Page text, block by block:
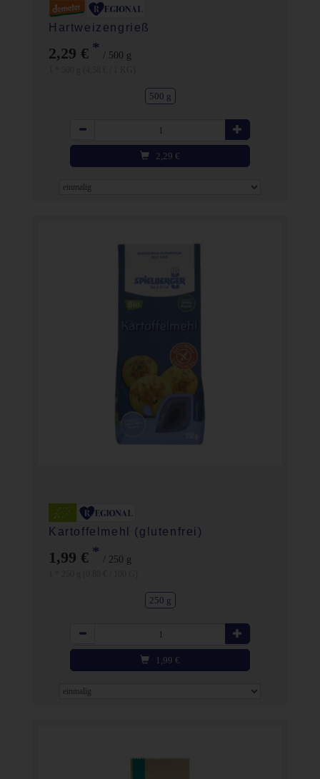
Hartweizengrieß
2,29 € * / 500 g
500 g
Anzahl
2,29 €
Kartoffelmehl (glutenfrei)
1,99 € * / 250 g
250 g
Anzahl
1,99 €